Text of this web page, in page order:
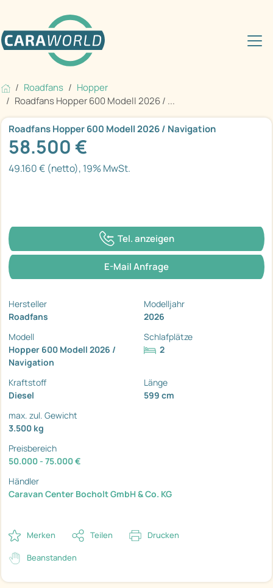
Roadfans
Hopper
Roadfans Hopper 600 Modell 2026 / ...
Roadfans Hopper 600 Modell 2026 / Navigation
58.500 €
49.160 € (netto), 19% MwSt.
Tel. anzeigen
E-Mail Anfrage
Hersteller
Roadfans
Modelljahr
2026
Modell
Hopper 600 Modell 2026 /
Navigation
Schlafplätze
2
Kraftstoff
Diesel
Länge
599 cm
max. zul. Gewicht
3.500 kg
Preisbereich
50.000 - 75.000 €
Händler
Caravan Center Bocholt GmbH & Co. KG
Merken Teilen Drucken
Beanstanden